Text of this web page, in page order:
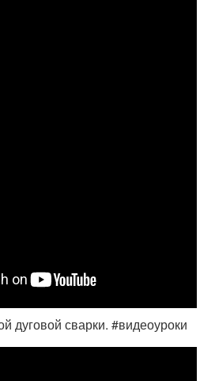
дуговой сварки. #видеоуроки